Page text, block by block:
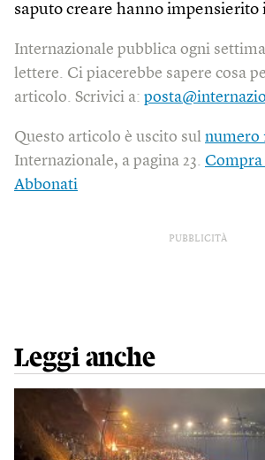
saputo creare hanno impensierito
Internazionale pubblica ogni
lettere. Ci piacerebbe sapere cosa
articolo. Scrivici a:
Questo articolo è uscito sul numero
Internazionale, a pagina 23. Compra
Abbonati
PUBBLICITÀ
Leggi anche